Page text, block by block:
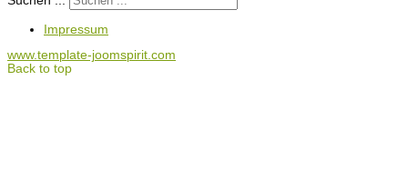
Impressum
www.template-joomspirit.com
Back to top